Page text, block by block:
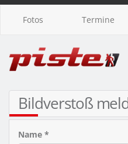
Fotos Termine
Bildverstoß
Name *